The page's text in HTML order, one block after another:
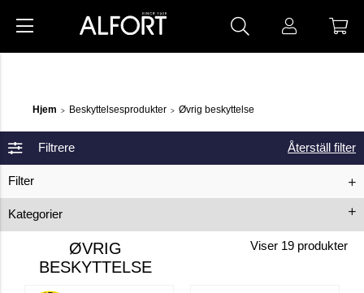
Hjem > Beskyttelsesprodukter > Øvrig beskyttelse
Filtrere
Filter
Kategorier
Återställ filter
ØVRIG
BESKYTTELSE
Viser 19 produkter